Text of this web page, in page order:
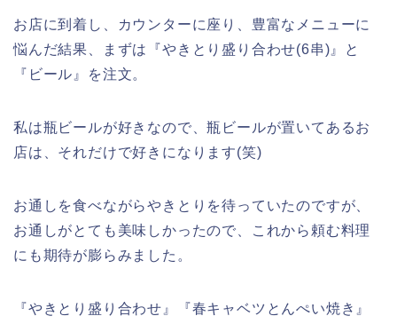
お店に到着し、カウンターに座り、豊富なメニューに
悩んだ結果、まずは『やきとり盛り合わせ(6串)』と
『ビール』を注文。
私は瓶ビールが好きなので、瓶ビールが置いてあるお
店は、それだけで好きになります(笑)
お通しを食べながらやきとりを待っていたのですが、
お通しがとても美味しかったので、これから頼む料理
にも期待が膨らみました。
『やきとり盛り合わせ』『春キャベツとんぺい焼き』